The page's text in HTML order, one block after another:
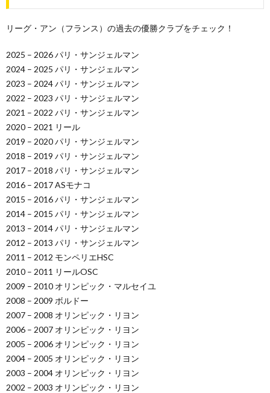
リーグ・アン（フランス）の過去の優勝クラブをチェック！
2025 – 2026 パリ・サンジェルマン
2024 – 2025 パリ・サンジェルマン
2023 – 2024 パリ・サンジェルマン
2022 – 2023 パリ・サンジェルマン
2021 – 2022 パリ・サンジェルマン
2020 – 2021 リール
2019 – 2020 パリ・サンジェルマン
2018 – 2019 パリ・サンジェルマン
2017 – 2018 パリ・サンジェルマン
2016 – 2017 ASモナコ
2015 – 2016 パリ・サンジェルマン
2014 – 2015 パリ・サンジェルマン
2013 – 2014 パリ・サンジェルマン
2012 – 2013 パリ・サンジェルマン
2011 – 2012 モンペリエHSC
2010 – 2011 リールOSC
2009 – 2010 オリンピック・マルセイユ
2008 – 2009 ボルドー
2007 – 2008 オリンピック・リヨン
2006 – 2007 オリンピック・リヨン
2005 – 2006 オリンピック・リヨン
2004 – 2005 オリンピック・リヨン
2003 – 2004 オリンピック・リヨン
2002 – 2003 オリンピック・リヨン